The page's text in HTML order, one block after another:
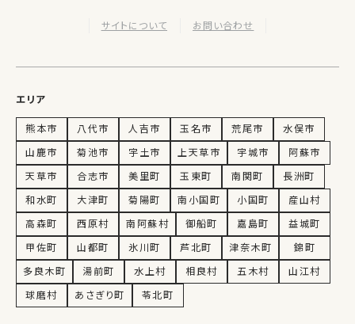
サイトについて お問い合わせ
エリア
熊本市 八代市 人吉市 玉名市 荒尾市
水俣市
山鹿市
菊池市 宇土市 上天草市 宇城市
阿蘇市
天草市
合志市 美里町 玉東町 南関町
長洲町
和水町
大津町 菊陽町 南小国町 小国町
産山村
高森町
西原村 南阿蘇村 御船町 嘉島町
益城町
甲佐町
山都町 氷川町 芦北町 津奈木町
錦町
多良木町
湯前町 水上村 相良村 五木村
山江村
球磨村
あさぎり町 苓北町